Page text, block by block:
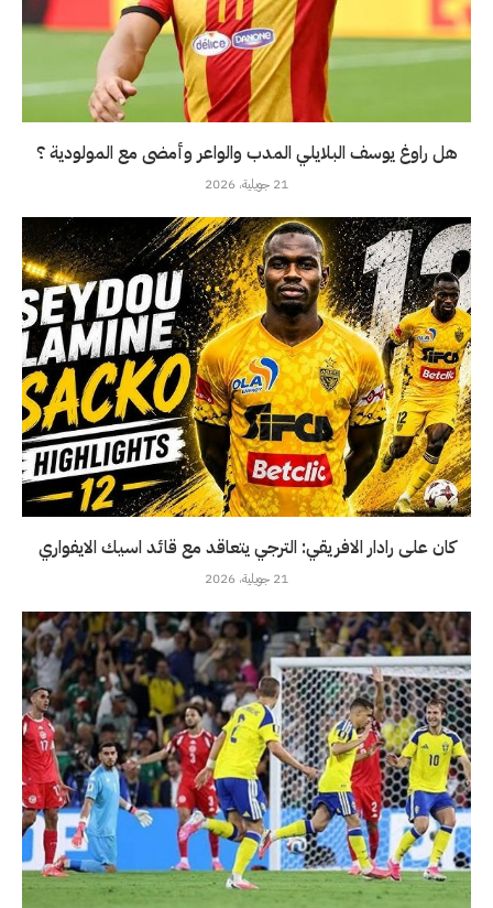
هل راوغ يوسف البلايلي المدب والواعر وأمضى مع المولودية ؟
21 جويلية، 2026
كان على رادار الافريقي: الترجي يتعاقد مع قائد اسيك الايفواري
21 جويلية، 2026